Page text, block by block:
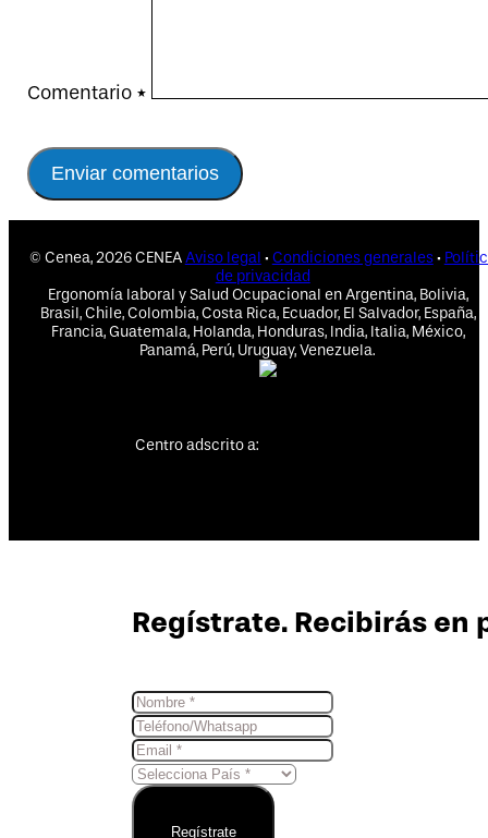
Comentario *
© Cenea, 2026 CENEAAviso legal · Condiciones generales·
de privacidad
Ergonomía laboral y Salud Ocupacional en Argentina, Bolivia,
Brasil, Chile, Colombia, Costa Rica, Ecuador, El Salvador, España,
Francia, Guatemala, Holanda, Honduras, India, Italia, México,
Panamá, Perú, Uruguay, Venezuela.
Centro adscrito a:
Regístrate. Recibirás en
Regístrate